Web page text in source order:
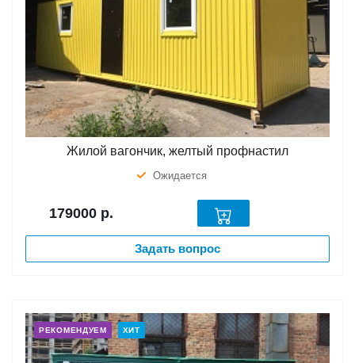
Жилой вагончик, желтый профнастил
Ожидается
179000 р.
Задать вопрос
РЕКОМЕНДУЕМ ХИТ